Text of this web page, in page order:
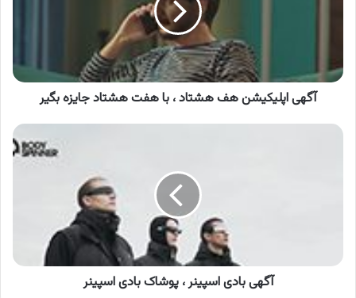
هشتاد
جایزه
آگهی اپلیکیشن هف هشتاد ، با هفت هشتاد جایزه بگیر
آگهی
آگهی بادی اسپینر ، پوشاک بادی اسپینر